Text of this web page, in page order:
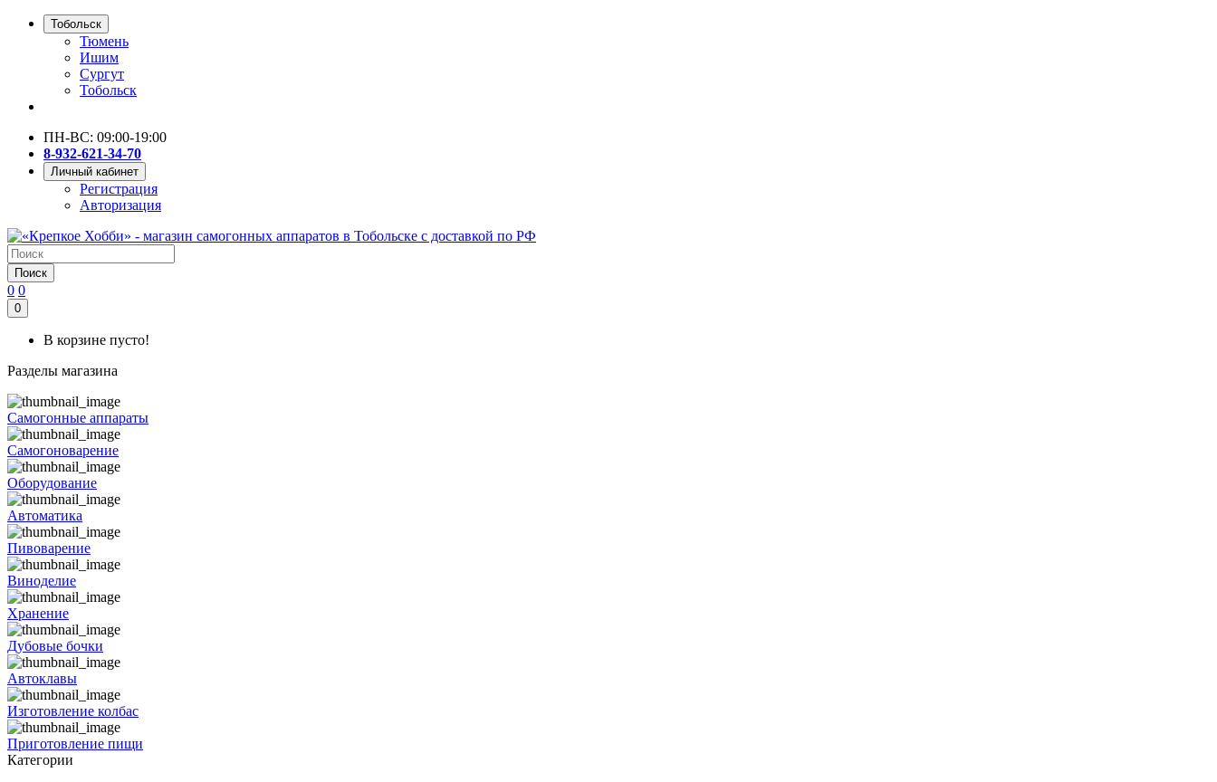
Тобольск
Тюмень
Ишим
Сургут
Тобольск
ПН-ВС: 09:00-19:00
8-932-621-34-70
Личный кабинет
Регистрация
Авторизация
Поиск
0 0
0
В корзине пусто!
Разделы магазина
Самогонные аппараты
Самогоноварение
Оборудование
Автоматика
Пивоварение
Виноделие
Хранение
Дубовые бочки
Автоклавы
Изготовление колбас
Приготовление пищи
Категории